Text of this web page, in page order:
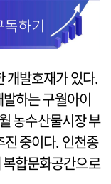
개발호재가 있다.
하는 구월아이
농수산물시장 부
중이다. 인천종
합문화공간으로